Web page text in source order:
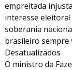
empreitada
interesse
soberania
brasileiro sempre
Desatualizados
O ministro da